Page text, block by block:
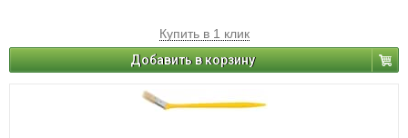
Купить в 1 клик
Добавить в корзину